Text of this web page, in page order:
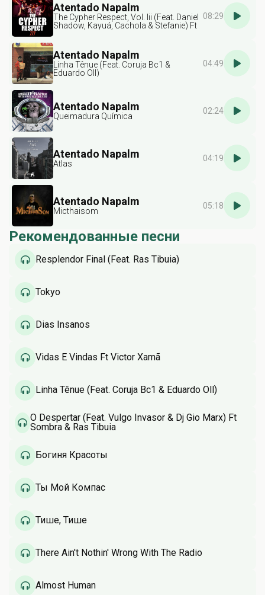
Atentado Napalm
The Cypher Respect, Vol. Iii (Feat. Daniel
Shadow, Kayuá, Cachola & Stefanie) Ft
08:29
Atentado Napalm
Linha Tênue (Feat. Coruja Bc1 &
Eduardo Oll)
04:49
Atentado Napalm
Queimadura Química
02:24
Atentado Napalm
Atlas
04:19
Atentado Napalm
Micthaisom
05:18
Рекомендованные песни
Resplendor Final (Feat. Ras Tibuia)
Tokyo
Dias Insanos
Vidas E Vindas Ft Victor Xamã
Linha Tênue (Feat. Coruja Bc1 & Eduardo Oll)
O Despertar (Feat. Vulgo Invasor & Dj Gio Marx) Ft
Sombra & Ras Tibuia
Богиня Красоты
Ты Мой Компас
Тише, Тише
There Ain't Nothin' Wrong With The Radio
Almost Human